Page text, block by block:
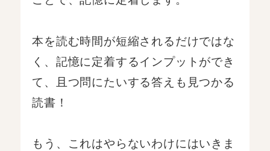
本を読む時間が短縮されるだけではな
く、記憶に定着するインプットができ
て、且つ問にたいする答えも見つかる
読書！
もう、これはやらないわけにはいきま